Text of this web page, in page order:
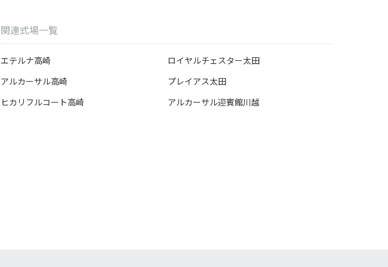
関連式場一覧
エテルナ高崎
アルカーサル高崎
ヒカリフルコート高崎
ロイヤルチェスター太田
プレイアス太田
アルカーサル迎賓館川越